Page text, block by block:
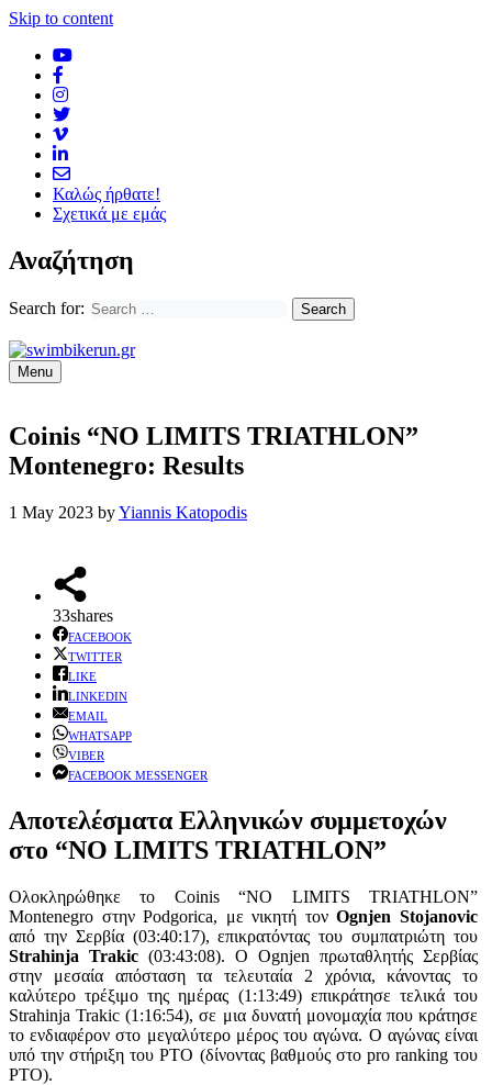
Skip to content
Καλώς ήρθατε!
Σχετικά με εμάς
Αναζήτηση
Search for:
Menu
Coinis “NO LIMITS TRIATHLON”
Montenegro: Results
1 May 2023 byYiannis Katopodis
33shares
FACEBOOK
TWITTER
LIKE
LINKEDIN
EMAIL
WHATSAPP
VIBER
FACEBOOK MESSENGER
Αποτελέσματα Ελληνικών συμμετοχών
στο “NO LIMITS TRIATHLON”
Ολοκληρώθηκε το Coinis “NO LIMITS TRIATHLON”
Montenegro στην Podgorica, με νικητή τονOgnjen Stojanovic
από την Σερβία (03:40:17), επικρατόντας του συμπατριώτη του
Strahinja Trakic (03:43:08). O Ognjen πρωταθλητής Σερβίας
στην μεσαία απόσταση τα τελευταία 2 χρόνια, κάνοντας το
καλύτερο τρέξιμο της ημέρας (1:13:49) επικράτησε τελικά του
Strahinja Trakic (1:16:54), σε μια δυνατή μονομαχία που κράτησε
το ενδιαφέρον στο μεγαλύτερο μέρος του αγώνα. Ο αγώνας είναι
υπό την στήριξη του PTO (δίνοντας βαθμούς στο pro ranking του
PTO).